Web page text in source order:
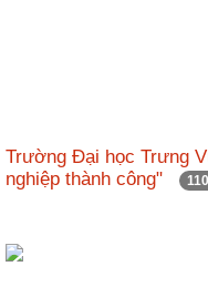
Trường Đại học Trưng
nghiệp thành công"